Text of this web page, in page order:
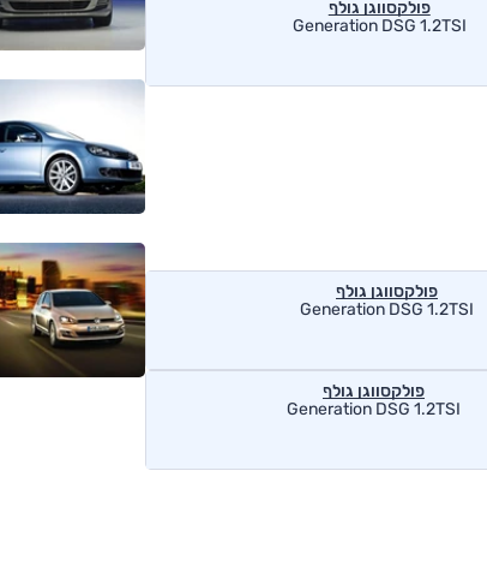
פולקסווגן גולף
Generation DSG 1.2TSI
פולקסווגן גולף
Generation DSG 1.2TSI
פולקסווגן גולף
Generation DSG 1.2TSI